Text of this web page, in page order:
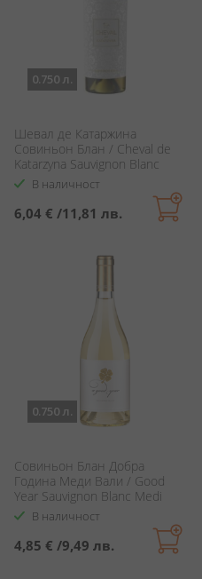
0.750 л.
Шевал де Катаржина
Совиньон Блан / Cheval de
Katarzyna Sauvignon Blanc
В наличност
6,04 € /11,81 лв.
0.750 л.
Совиньон Блан Добра
Година Меди Вали / Good
Year Sauvignon Blanc Medi
ValleyВ наличност
4,85 € /9,49 лв.